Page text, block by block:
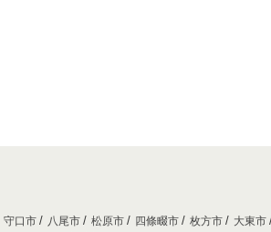
守口市 八尾市 松原市 四條畷市 枚方市 大東市